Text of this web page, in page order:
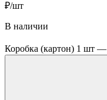
₽/шт
В наличии
Коробка (картон) 1 шт —